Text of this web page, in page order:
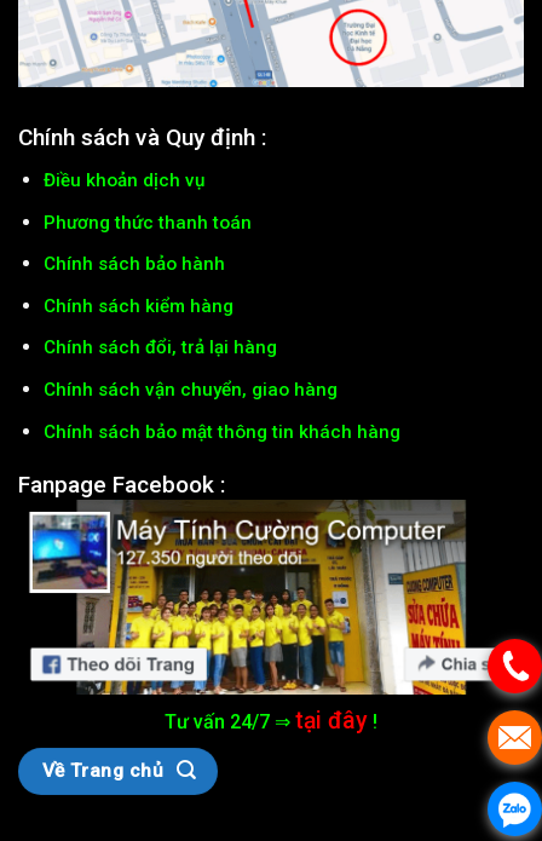
Chính sách và Quy định :
Điều khoản dịch vụ
Phương thức thanh toán
Chính sách bảo hành
Chính sách kiểm hàng
Chính sách đổi, trả lại hàng
Chính sách vận chuyển, giao hàng
Chính sách bảo mật thông tin khách hàng
Fanpage Facebook :
Tư vấn 24/7 ⇒ tại đây !
Về Trang chủ